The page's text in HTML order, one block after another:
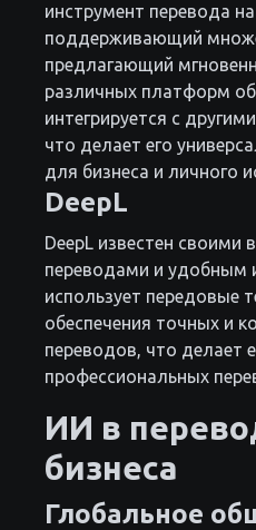
инструмент перевода
поддерживающий
предлагающий
различных платформ
интегрируется с
что делает его
для бизнеса и личного
DeepL
DeepL известен своими
переводами и удобным
использует передовые
обеспечения точных и
переводов, что делает
профессиональных
ИИ в
бизнеса
Глобальное